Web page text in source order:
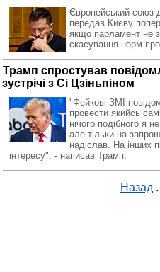
Європейський союз
передав Києву
якщо парламент не
скасування норм
Трамп спростував
зустрічі з Сі Цзіньпіном
"Фейкові ЗМІ
провести якийсь
нічого подібного я
але тільки на
надіслав. На інших
інтересу", - написав Трамп.
Назад